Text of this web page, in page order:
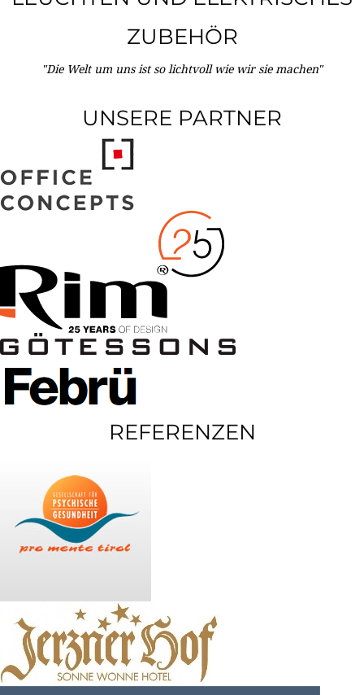
ZUBEHÖR
"Die Welt um uns ist so lichtvoll wie wir sie machen"
UNSERE PARTNER
REFERENZEN